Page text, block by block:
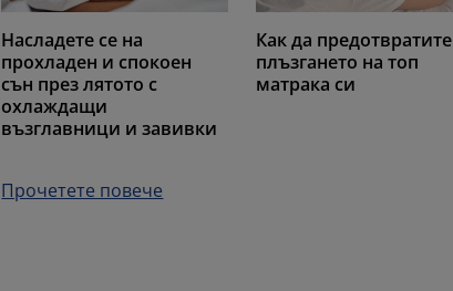
Насладете се на
прохладен и спокоен
сън през лятото с
охлаждащи
възглавници и завивки
Как да предотвратите
плъзгането на топ
матрака си
Прочетете повече